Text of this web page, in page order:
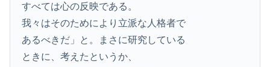
すべては心の反映である。
我々はそのためにより立派な人格者で
あるべきだ」と。まさに研究している
ときに、考えたというか、